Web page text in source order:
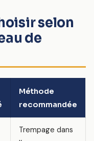
selon
de
Méthode
recommandée
Trempage dans